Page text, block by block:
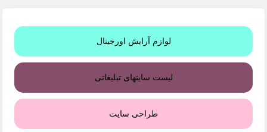
لوازم آرایش اورجینال
لیست سایتهای تبلیغاتی
طراحی سایت